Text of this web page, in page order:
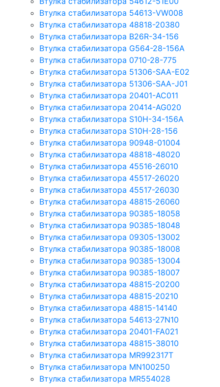
Втулка стабилизатора 54613-VW008
Втулка стабилизатора 48818-20380
Втулка стабилизатора B26R-34-156
Втулка стабилизатора G564-28-156A
Втулка стабилизатора 0710-28-775
Втулка стабилизатора 51306-SAA-E02
Втулка стабилизатора 51306-SAA-J01
Втулка стабилизатора 20401-AC011
Втулка стабилизатора 20414-AG020
Втулка стабилизатора S10H-34-156A
Втулка стабилизатора S10H-28-156
Втулка стабилизатора 90948-01004
Втулка стабилизатора 48818-48020
Втулка стабилизатора 45516-26010
Втулка стабилизатора 45517-26020
Втулка стабилизатора 45517-26030
Втулка стабилизатора 48815-26060
Втулка стабилизатора 90385-18058
Втулка стабилизатора 90385-18048
Втулка стабилизатора 09305-13002
Втулка стабилизатора 90385-18008
Втулка стабилизатора 90385-13004
Втулка стабилизатора 90385-18007
Втулка стабилизатора 48815-20200
Втулка стабилизатора 48815-20210
Втулка стабилизатора 48815-14140
Втулка стабилизатора 54613-27N10
Втулка стабилизатора 20401-FA021
Втулка стабилизатора 48815-38010
Втулка стабилизатора MR992317T
Втулка стабилизатора MN100250
Втулка стабилизатора MR554028